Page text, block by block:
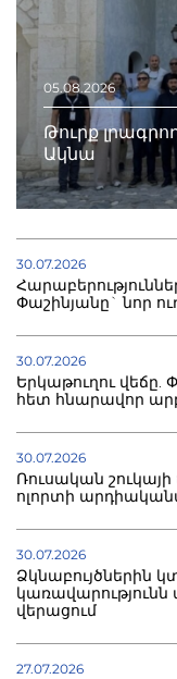
05.08.2026
Թուրք
Ակնա
30.07.2026
Փաշինյանը` նոր
30.07.2026
Երկաթուղու վեճը.
հետ հնարավոր
30.07.2026
Ռուսական
ոլորտի
30.07.2026
Ձկնաբույծներին
վերացում
27.07.2026